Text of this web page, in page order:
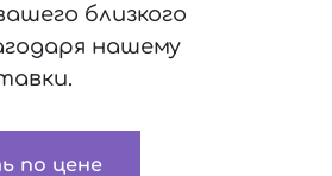
близкого
нашему
по цене